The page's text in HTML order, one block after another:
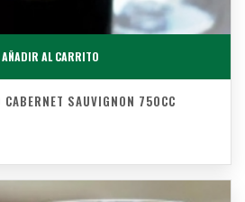
AÑADIR AL CARRITO
SAUVIGNON 750CC